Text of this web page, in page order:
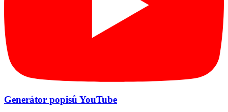
Generátor popisů YouTube